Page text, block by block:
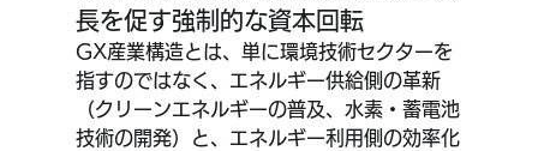
長を促す強制的な資本回転
GX産業構造とは、単に環境技術セクターを
指すのではなく、エネルギー供給側の革新
（クリーンエネルギーの普及、水素・蓄電池
技術の開発）と、エネルギー利用側の効率化